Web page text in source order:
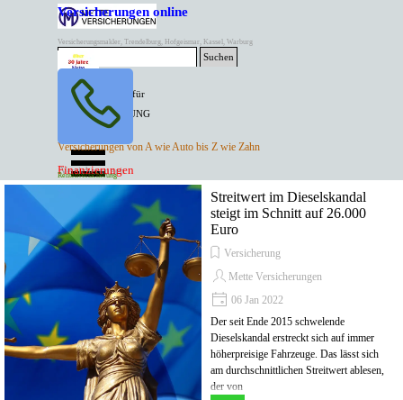
Direkt zum Seiteninhalt
Versicherungen online
Versicherungsmakler, Trendelburg, Hofgeismar, Kassel, Warburg
BESTER PREIS für
SPITZEN LEISTUNG
ANGEBOTE
Versicherungen von A wie Auto bis Z wie Zahn
Kontakt Tel. 05671/7799991
Mette Versicherungen
Suchen
Versicherungen
Finanzierungen
Rentenversicherung
Menü überspringen
Streitwert im Dieselskandal
steigt im Schnitt auf 26.000
Euro
Versicherung
Mette Versicherungen
06 Jan 2022
Der seit Ende 2015 schwelende
Dieselskandal erstreckt sich auf immer
höherpreisige Fahrzeuge. Das lässt sich
am durchschnittlichen Streitwert ablesen,
der von